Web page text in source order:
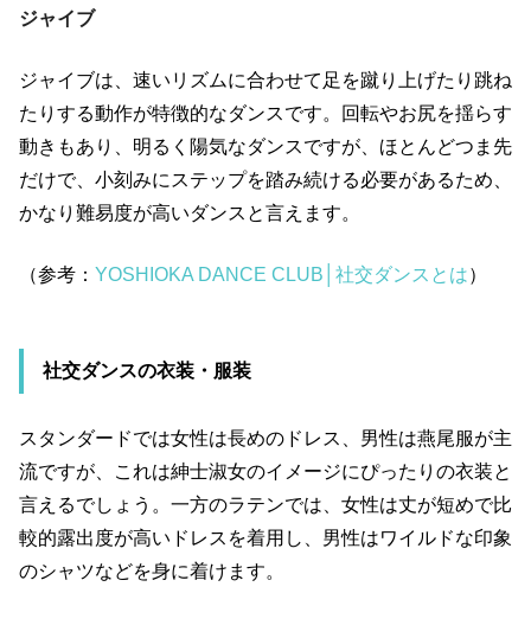
ジャイブ
ジャイブは、速いリズムに合わせて足を蹴り上げたり跳ね
たりする動作が特徴的なダンスです。回転やお尻を揺らす
動きもあり、明るく陽気なダンスですが、ほとんどつま先
だけで、小刻みにステップを踏み続ける必要があるため、
かなり難易度が高いダンスと言えます。
（参考： YOSHIOKA DANCE CLUB│社交ダンスとは）
社交ダンスの衣装・服装
スタンダードでは女性は長めのドレス、男性は燕尾服が主
流ですが、これは紳士淑女のイメージにぴったりの衣装と
言えるでしょう。一方のラテンでは、女性は丈が短めで比
較的露出度が高いドレスを着用し、男性はワイルドな印象
のシャツなどを身に着けます。